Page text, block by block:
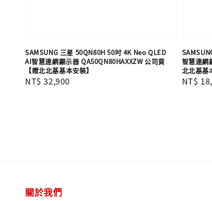
SAMSUNG 三星 50QN80H 50吋 4K Neo QLED
AI智慧連網顯示器 QA50QN80HAXXZW 公司貨
【贈北北基基本安裝】
Regular
NT$ 32,900
智慧連網
北北基基
NT$
關於我們